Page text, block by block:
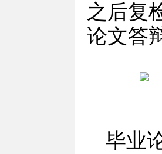
之后复
论文答
毕业